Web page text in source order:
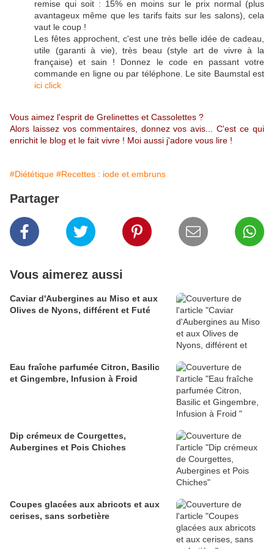
remise qui soit : 15% en moins sur le prix normal (plus
avantageux même que les tarifs faits sur les salons), cela
vaut le coup !
Les fêtes approchent, c'est une très belle idée de cadeau,
utile (garanti à vie), très beau (style art de vivre à la
française) et sain ! Donnez le code en passant votre
commande en ligne ou par téléphone. Le site Baumstal est
ici click
Vous aimez l'esprit de Grelinettes et Cassolettes ?
Alors laissez vos commentaires, donnez vos avis... C'est ce qui
enrichit le blog et le fait vivre ! Moi aussi j'adore vous lire !
#Diététique #Recettes : iode et embruns
Partager
Vous aimerez aussi
Caviar d'Aubergines au Miso et aux
Olives de Nyons, différent et Futé
Eau fraîche parfumée Citron, Basilic
et Gingembre, Infusion à Froid
Dip crémeux de Courgettes,
Aubergines et Pois Chiches
Coupes glacées aux abricots et aux
cerises, sans sorbetière